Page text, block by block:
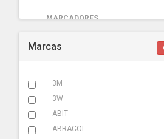
MARCADORES
ACCESORIOS
ADHESIVOS
Marcas
3M
3W
ABIT
ABRACOL